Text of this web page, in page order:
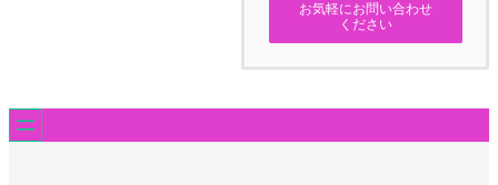
お気軽にお問い合わせ
ください